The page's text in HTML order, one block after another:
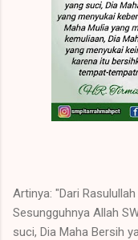
Artinya: "Dari
Sesungguhnya Allah
suci, Dia Maha Bersih